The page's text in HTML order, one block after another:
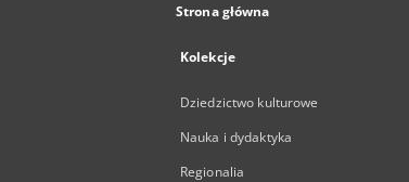
Strona główna
Kolekcje
Dziedzictwo kulturowe
Nauka i dydaktyka
Regionalia